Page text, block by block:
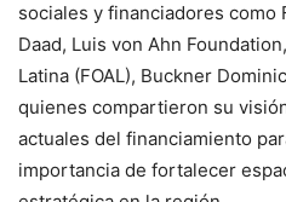
sociales y financiadores como
Daad, Luis von Ahn
Latina (FOAL), Buckner
quienes compartieron su
actuales del financiamiento
importancia de fortalecer